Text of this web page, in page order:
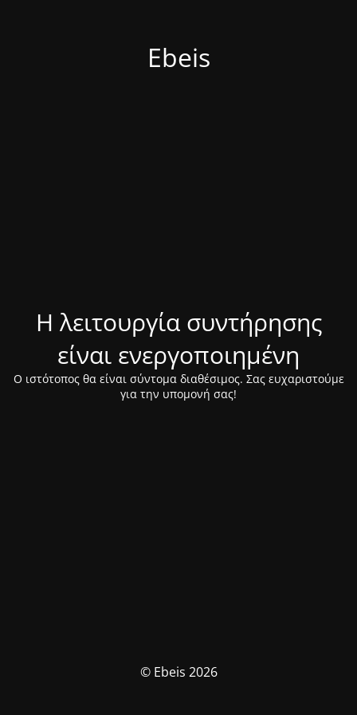
Ebeis
Η λειτουργία συντήρησης
είναι ενεργοποιημένη
Ο ιστότοπος θα είναι σύντομα διαθέσιμος. Σας ευχαριστούμε
για την υπομονή σας!
© Ebeis 2026